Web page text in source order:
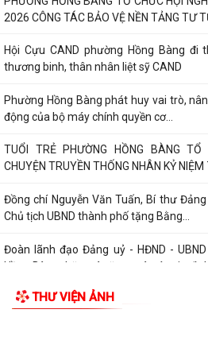
2026 CÔNG TÁC BẢO VỆ NỀN TẢNG TƯ
Hội Cựu CAND phường Hồng Bàng đi
thương binh, thân nhân liệt sỹ CAND
Phường Hồng Bàng phát huy vai trò,
động của bộ máy chính quyền cơ...
TUỔI TRẺ PHƯỜNG HỒNG BÀNG TỔ
CHUYỆN TRUYỀN THỐNG NHÂN KỶ NIỆM
Đồng chí Nguyễn Văn Tuấn, Bí thư
Chủ tịch UBND thành phố tặng Bằng...
Đoàn lãnh đạo Đảng uỷ - HĐND -
Hồng Bàng thăm và tặng quà các gia
PHƯỜNG HỒNG BÀNG PHỐI HỢP VỚI
THƯ VIỆN ẢNH